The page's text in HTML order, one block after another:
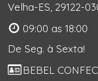
Velha-ES, 29122-
09:00 as 18:00
De Seg. à Sexta!
BEBEL